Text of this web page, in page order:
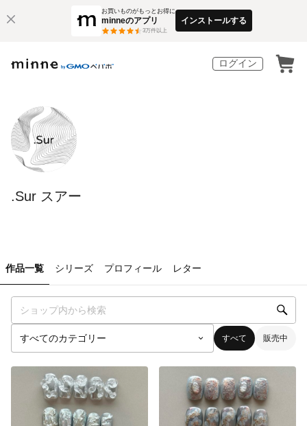
お買いものがもっとお得に
minneのアプリ
3万件以上
インストールする
ログイン
.Sur スアー
作品一覧 シリーズ プロフィール レター
すべて 販売中